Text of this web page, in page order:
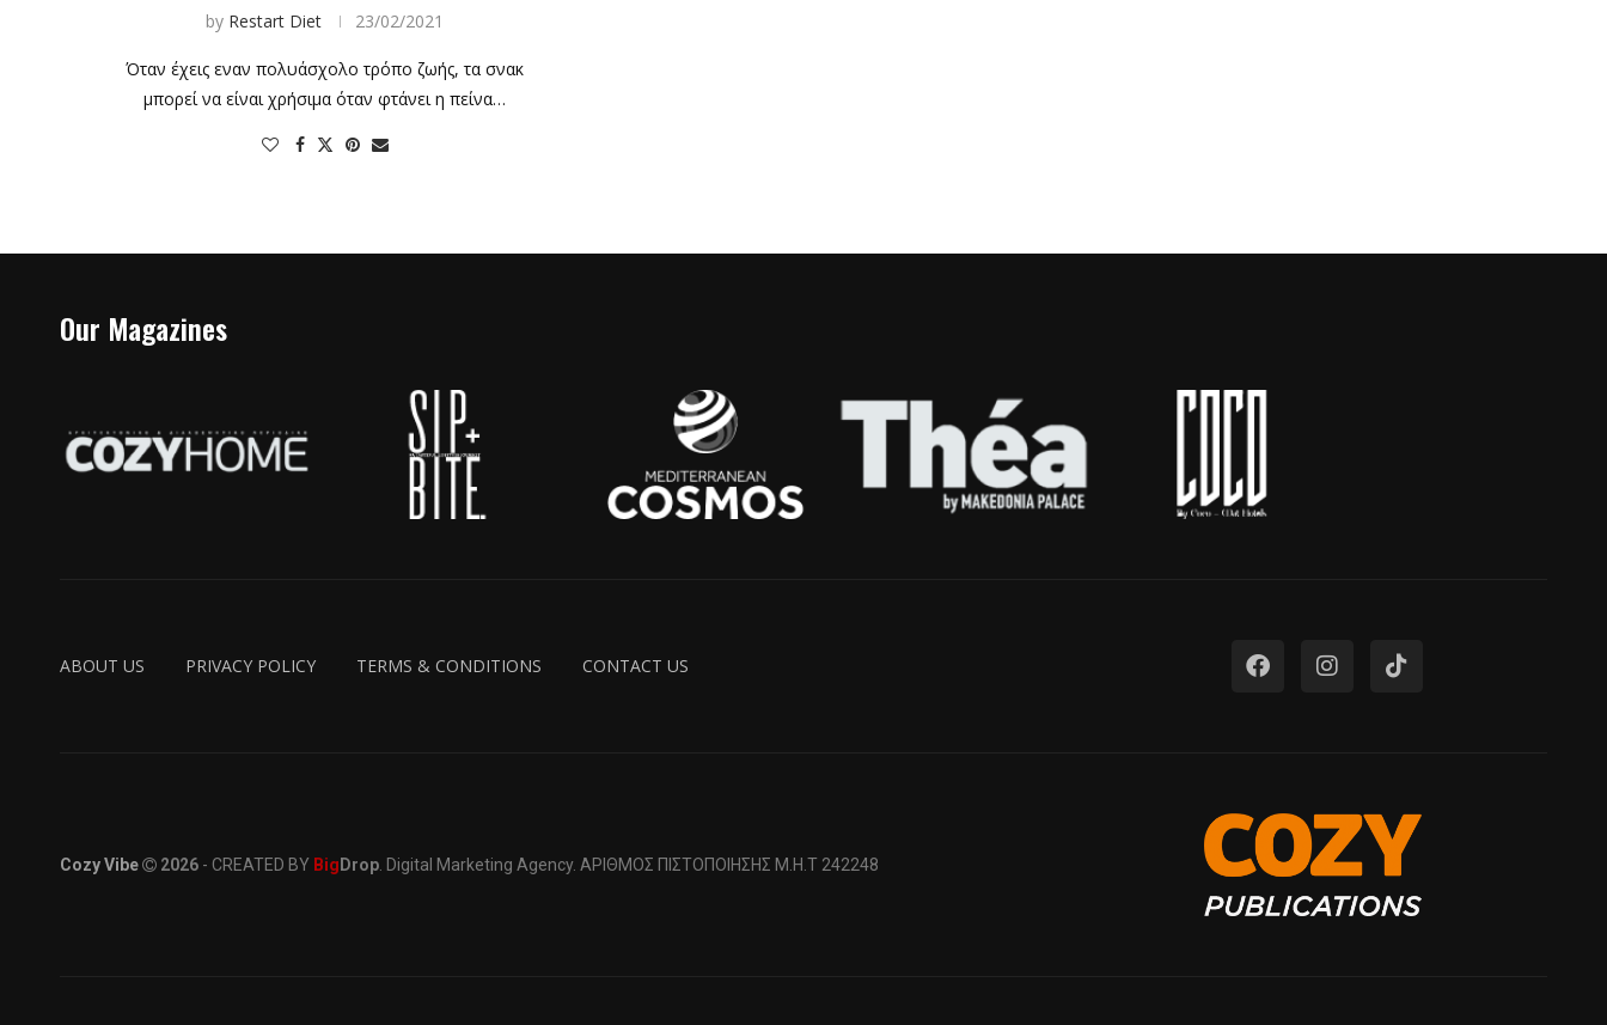
by Restart Diet 23/02/2021
Όταν έχεις εναν πολυάσχολο τρόπο ζωής, τα σνακ
μπορεί να είναι χρήσιμα όταν φτάνει η πείνα…
Our Magazines
ABOUT US PRIVACY POLICY TERMS & CONDITIONS CONTACT US
Cozy Vibe 2026 - CREATED BY Big Drop . Digital Marketing Agency. ΑΡΙΘΜΟΣ ΠΙΣΤΟΠΟΙΗΣΗΣ Μ.Η.Τ 242248